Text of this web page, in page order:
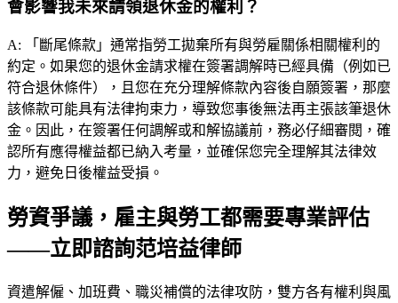
會影響我未來請領退休金的權利？
A:
「斷尾條款」通常指勞工拋棄所有與勞雇關係相關權利的
約定。如果您的退休金請求權在簽署調解時已經具備（例如已
符合退休條件），且您在充分理解條款內容後自願簽署，那麼
該條款可能具有法律拘束力，導致您事後無法再主張該筆退休
金。因此，在簽署任何調解或和解協議前，務必仔細審閱，確
認所有應得權益都已納入考量，並確保您完全理解其法律效
力，避免日後權益受損。
勞資爭議，雇主與勞工都需要專業評估
——立即諮詢范培益律師
資遣解僱、加班費、職災補償的法律攻防，雙方各有權利與風